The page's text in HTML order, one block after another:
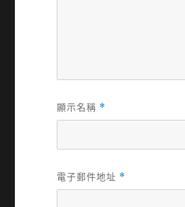
顯示名稱 *
電子郵件地址 *